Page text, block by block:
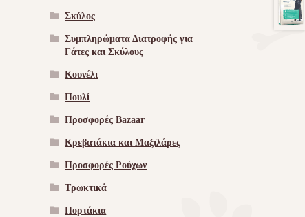
Σκύλος
Συμπληρώματα Διατροφής για
Γάτες και Σκύλους
Κουνέλι
Πουλί
Προσφορές Bazaar
Κρεβατάκια και Μαξιλάρες
Προσφορές Ρούχων
Τρωκτικά
Πορτάκια